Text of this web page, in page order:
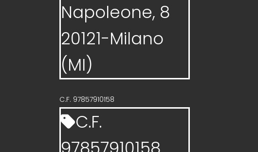
Napoleone, 8
20121-Milano
(MI)
C.F. 97857910158
C.F.